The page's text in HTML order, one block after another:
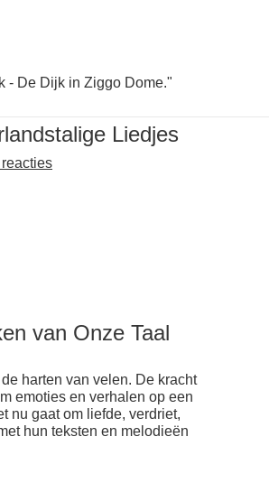
- De Dijk in Ziggo Dome."
Liedjes
van Onze Taal
harten van velen. De kracht
emoties en verhalen op een
nu gaat om liefde, verdriet,
hun teksten en melodieën